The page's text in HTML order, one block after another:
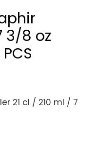
3/8 oz
21 cl / 210 ml / 7